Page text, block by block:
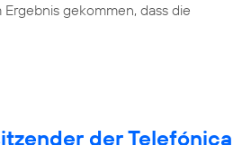
gekommen, dass die
der Telefónica